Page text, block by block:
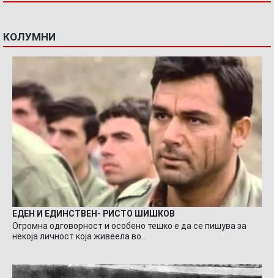
КОЛУМНИ
ЕДЕН И ЕДИНСТВЕН- РИСТО ШИШКОВ
Огромна одговорност и особено тешко е да се пишува за
некоја личност која живеела во…